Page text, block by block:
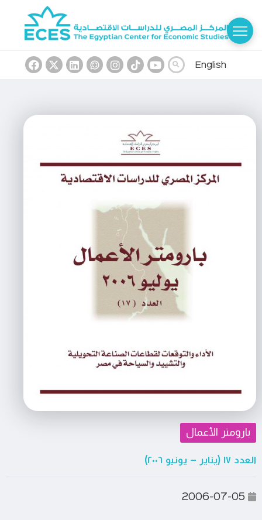
English
بارومتر الأعمال
العدد ١٧ (يناير – يونيو ٢٠٠٦)